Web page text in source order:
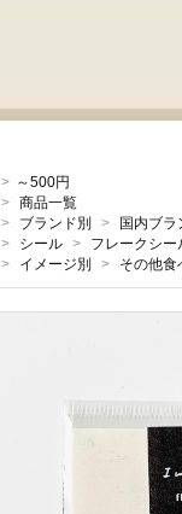
> ～500円
> 商品一覧
> ブランド別 > 国内ブラ
> シール >
フレークシー
> イメージ別 > その他食